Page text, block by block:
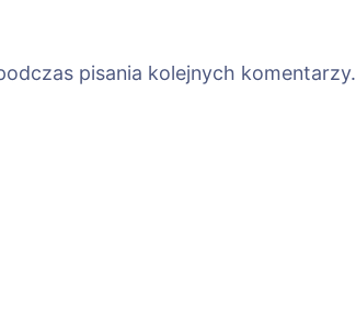
pisania kolejnych komentarzy.